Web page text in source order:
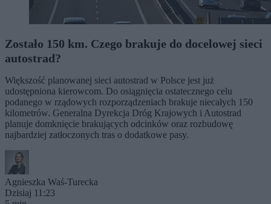
Zostało 150 km. Czego brakuje do docelowej sieci
autostrad?
Większość planowanej sieci autostrad w Polsce jest już
udostępniona kierowcom. Do osiągnięcia ostatecznego celu
podanego w rządowych rozporządzeniach brakuje niecałych 150
kilometrów. Generalna Dyrekcja Dróg Krajowych i Autostrad
planuje domknięcie brakujących odcinków oraz rozbudowę
najbardziej zatłoczonych tras o dodatkowe pasy.
Agnieszka Waś-Turecka
Dzisiaj 11:23